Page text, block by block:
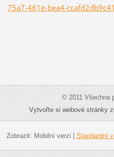
75a7-461e-bea4-
© 2011 Všechna
Vytvořte si webové stránky
Zobrazit: Mobilní verzi Standardní